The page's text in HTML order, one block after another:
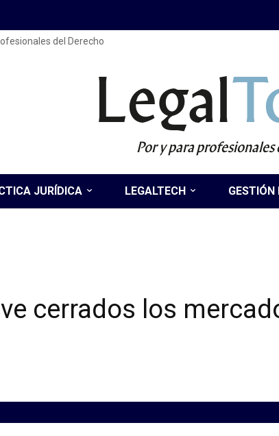
del Derecho
Legal
Por y para profesionales
JURÍDICA LEGALTECH GESTIÓN
cerrados los